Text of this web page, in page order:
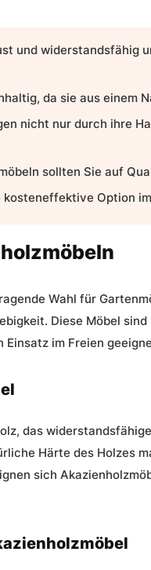
und widerstandsfähig
da sie aus einem
nicht nur durch ihre
sollten Sie auf
Option
Wahl für
Diese Möbel
im Freien
das
Härte des Holzes
sich